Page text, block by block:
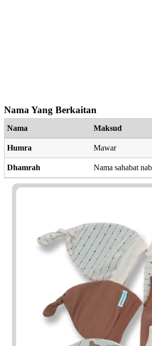
Nama Yang Berkaitan
Nama Maksud
Humra Mawar
Dhamrah Nama sahabat